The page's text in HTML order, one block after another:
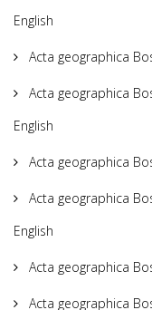
English
Acta geographica
Acta geographica
English
Acta geographica
Acta geographica
English
Acta geographica
Acta geographica